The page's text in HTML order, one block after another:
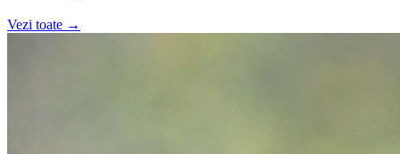
Vezi toate →